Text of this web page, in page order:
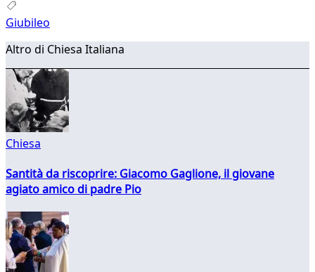
Giubileo
Altro di Chiesa Italiana
Chiesa
Santità da riscoprire: Giacomo Gaglione, il giovane
agiato amico di padre Pio